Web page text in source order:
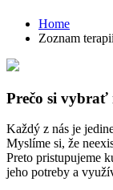
Avšak,
hráči
nemusia
hrať
sloty,
poker
a
živé
kasínové
Home
Zoznam
Prečo si vybrať
Každý z nás je
Myslíme si, že
Preto pristupujeme
jeho potreby a